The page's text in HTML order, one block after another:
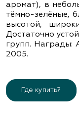
аромат), в
тёмно-зелёные,
высотой,
Достаточно
групп. Награды:
2005.
Где купить?